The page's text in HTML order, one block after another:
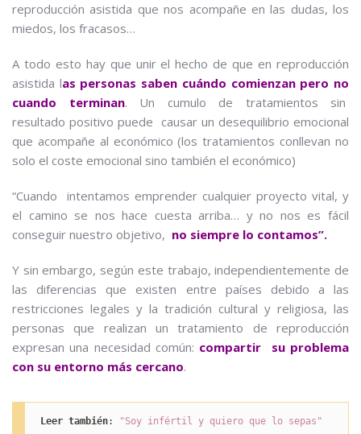
reproducción asistida que nos acompañe en las dudas, los
miedos, los fracasos…
A todo esto hay que unir el hecho de que en reproducción
asistida las personas saben cuándo comienzan pero no
cuando terminan. Un cumulo de tratamientos sin
resultado positivo puede causar un desequilibrio emocional
que acompañe al económico (los tratamientos conllevan no
solo el coste emocional sino también el económico)
“Cuando intentamos emprender cualquier proyecto vital, y
el camino se nos hace cuesta arriba… y no nos es fácil
conseguir nuestro objetivo, no siempre lo contamos”.
Y sin embargo, según este trabajo, independientemente de
las diferencias que existen entre países debido a las
restricciones legales y la tradición cultural y religiosa, las
personas que realizan un tratamiento de reproducción
expresan una necesidad común: compartir su problema
con su entorno más cercano.
Leer también: "Soy infértil y quiero que lo sepas"